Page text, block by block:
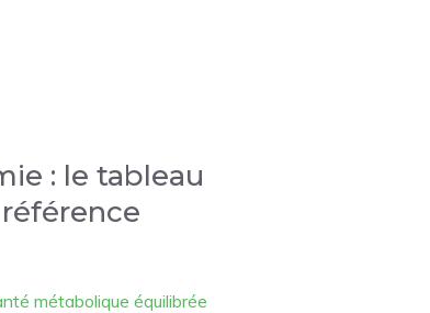
: le tableau
métabolique équilibrée